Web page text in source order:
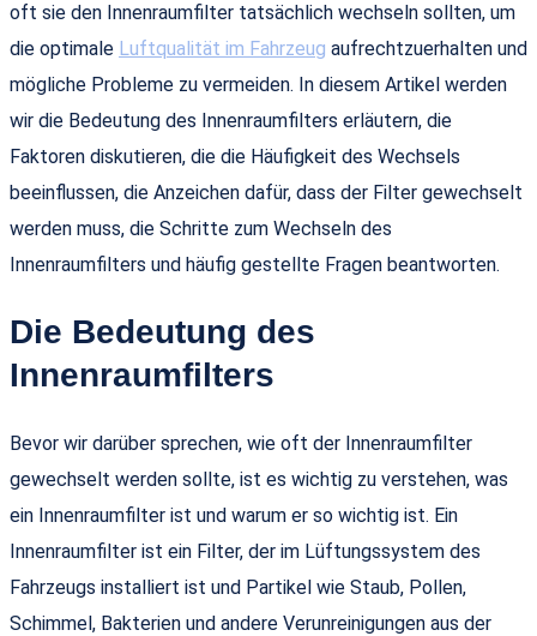
oft sie den Innenraumfilter tatsächlich wechseln sollten, um
die optimale Luftqualität im Fahrzeug aufrechtzuerhalten und
mögliche Probleme zu vermeiden. In diesem Artikel werden
wir die Bedeutung des Innenraumfilters erläutern, die
Faktoren diskutieren, die die Häufigkeit des Wechsels
beeinflussen, die Anzeichen dafür, dass der Filter gewechselt
werden muss, die Schritte zum Wechseln des
Innenraumfilters und häufig gestellte Fragen beantworten.
Die Bedeutung des
Innenraumfilters
Bevor wir darüber sprechen, wie oft der Innenraumfilter
gewechselt werden sollte, ist es wichtig zu verstehen, was
ein Innenraumfilter ist und warum er so wichtig ist. Ein
Innenraumfilter ist ein Filter, der im Lüftungssystem des
Fahrzeugs installiert ist und Partikel wie Staub, Pollen,
Schimmel, Bakterien und andere Verunreinigungen aus der